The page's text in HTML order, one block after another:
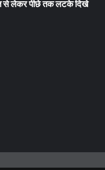
से लेकर पीछे तक लटके दिखे